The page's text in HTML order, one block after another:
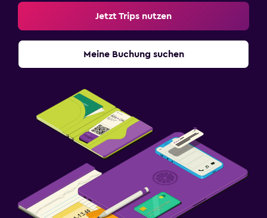
Jetzt Trips nutzen
Meine Buchung suchen